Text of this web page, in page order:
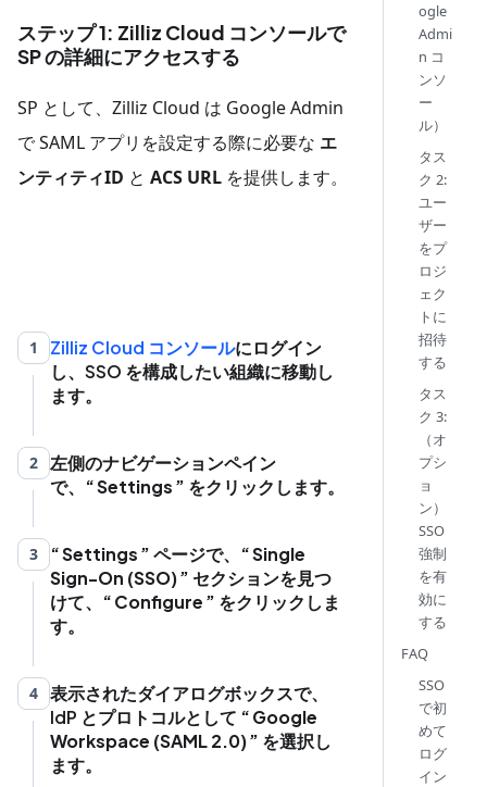
ステップ 1: Zilliz Cloud コンソールで
SP の詳細にアクセスする
SP として、Zilliz Cloud は Google Admin
で SAML アプリを設定する際に必要な エ
ンティティID と ACS URL を提供します。
1 Zilliz Cloud コンソールにログイン
し、SSO を構成したい組織に移動し
ます。
2 左側のナビゲーションペイン
で、
Settings をクリックします。
3 Settings ページで、
Single
Sign-On (SSO)
セクションを見つ
けて、
Configure
をクリックしま
す。
4 表示されたダイアログボックスで、
IdP とプロトコルとして
Google
Workspace (SAML 2.0)
を選択し
ます。
ogle
Admi
n コ
ンソ
ー
ル）
タス
ク 2:
ユー
ザー
をプ
ロジ
ェク
トに
招待
する
タス
ク 3:
（オ
プシ
ョ
ン）
SSO
強制
を有
効に
する
FAQ
SSO
で初
めて
ログ
イン